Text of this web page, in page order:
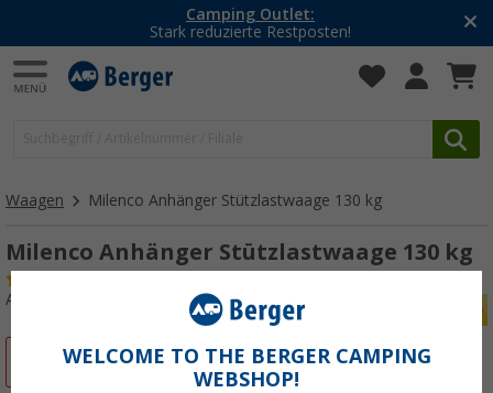
Camping Outlet:
Stark reduzierte Restposten!
Waagen Milenco Anhänger Stützlastwaage 130 kg
Milenco Anhänger Stützlastwaage 130 kg
Art.-Nr.: 214472
WELCOME TO THE BERGER CAMPING
WEBSHOP!